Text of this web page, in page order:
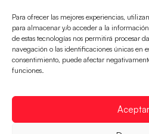
Para ofrecer las mejores experiencias,
para almacenar y/o acceder a la
de estas tecnologías nos permitirá procesar
navegación o las identificaciones únicas en
consentimiento, puede afectar
funciones.
Aceptar
Incidencias
CONTACTO